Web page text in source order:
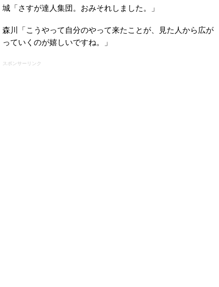
城「さすが達人集団。おみそれしました。」
森川「こうやって自分のやって来たことが、見た人から広が
っていくのが嬉しいですね。」
スポンサーリンク